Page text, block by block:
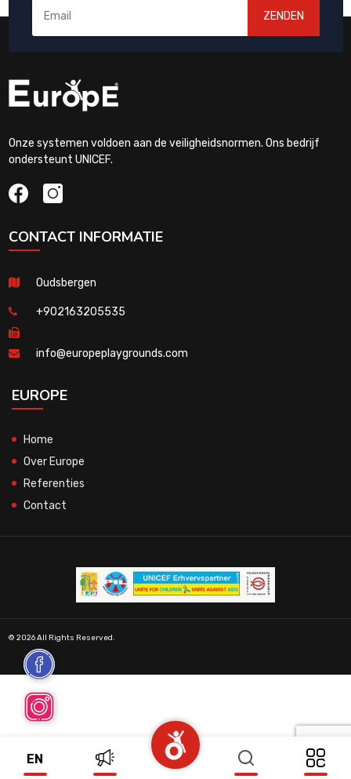
EN
ZENDEN
Onze systemen voldoen aan de veiligheidsnormen. Ons bedrijf
ondersteunt UNICEF.
CONTACT INFORMATIE
Oudsbergen
+902163205535
info@europeplaygrounds.com
EUROPE
Home
Over Europe
Referenties
Contact
© 2026 All Rights Reserved.